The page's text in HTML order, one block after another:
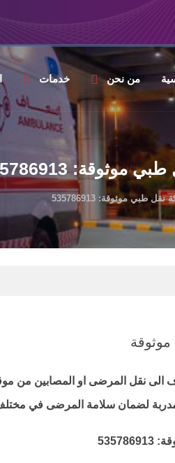
من نحن خدمات
535786913
طبي موثوقة: 535786913
نقل المرضى او المصابين من موقع
لضمان سلامة المرضى في